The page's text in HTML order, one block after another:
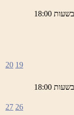
ימי חמישי באתר השחזור בראש פינה מוזמנים לחוויה תרבותית, להנות מהיופי של ראש פינה העתיקה, עם שלל גלריות, דוכנים, הופעות חיות, בירה, ופעילות לילדים ואוכל! הכניסה חופשית! בשעות 18:00
ימי חמישי באתר השחזור בראש פינה מוזמנים לחוויה תרבותית, להנות מהיופי של ראש פינה העתיקה, עם שלל גלריות, דוכנים, הופעות חיות, בירה, ופעילות לילדים ואוכל! הכניסה חופשית! בשעות 18:00
19
20
26
27